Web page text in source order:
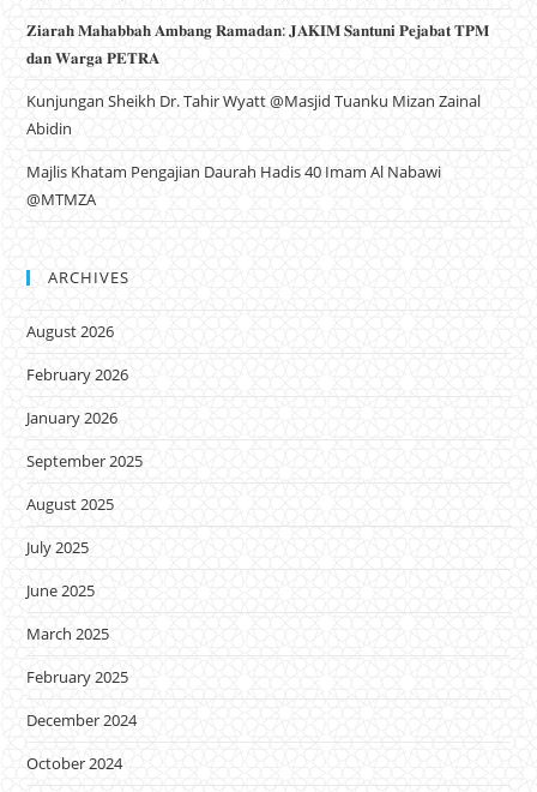
𝐙𝐢𝐚𝐫𝐚𝐡 𝐌𝐚𝐡𝐚𝐛𝐛𝐚𝐡 𝐀𝐦𝐛𝐚𝐧𝐠 𝐑𝐚𝐦𝐚𝐝𝐚𝐧: 𝐉𝐀𝐊𝐈𝐌 𝐒𝐚𝐧𝐭𝐮𝐧𝐢 𝐏𝐞𝐣𝐚𝐛𝐚𝐭 𝐓𝐏𝐌
𝐝𝐚𝐧 𝐖𝐚𝐫𝐠𝐚 𝐏𝐄𝐓𝐑𝐀
Kunjungan Sheikh Dr. Tahir Wyatt @Masjid Tuanku Mizan Zainal
Abidin
Majlis Khatam Pengajian Daurah Hadis 40 Imam Al Nabawi
@MTMZA
ARCHIVES
August 2026
February 2026
January 2026
September 2025
August 2025
July 2025
June 2025
March 2025
February 2025
December 2024
October 2024